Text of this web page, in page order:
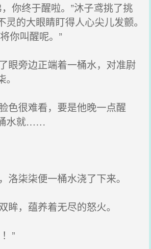
你终于醒啦。”沐子鸢挑了挑
灵的大眼睛盯得人心尖儿发颤。
你叫醒呢。”
眼旁边正端着一桶水，对准尉
色很难看，要是他晚一点醒
水就……
柒柒便一桶水浇了下来。
，蕴养着无尽的怒火。
”